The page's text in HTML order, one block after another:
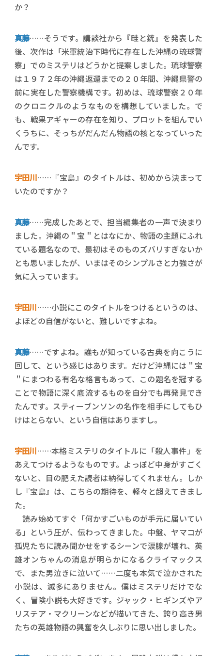
か？
真藤……そうです。講談社から『畦と銃』を発表した
後、次作は「米軍統治下時代に存在した沖縄の琉球警
察」でのミステリはどうかと提案しました。琉球警察
は１９７２年の沖縄返還までの ２０ 年間、沖縄県警の
前に実在した警察機構です。初めは、琉球警察２０年
のクロニクルのようなものを構想していました。で
も、戦果アギャーの存在を知り、プロットを組んでい
くうちに、そっちがだんだん物語の核となっていった
んです。
宇田川……『宝島』のタイトルは、初めから決まって
いたのですか？
真藤……完成したあとで、担当編集者の一声で決まり
ました。沖縄の＂宝＂とはなにか、物語の主題にふれ
ている題名なので、最初はそのものズバリすぎないか
とも思いましたが、いまはそのシンプルさと力強さが
気に入っています。
宇田川……小説にこのタイトルをつけるというのは、
よほどの自信がないと、難しいですよね。
真藤……ですよね。誰もが知っている古典を向こうに
回して、という感じはあります。だけど沖縄には＂宝
＂にまつわる有名な格言もあって、この題名を冠する
ことで物語に深く底流するものを自分でも再発見でき
たんです。スティーブンソンの名作を相手にしてもひ
けはとらない、という自信はありますし。
宇田川……本格ミステリのタイトルに「殺人事件」を
あえてつけるようなものです。よっぽど中身がすごく
ないと、目の肥えた読者は納得してくれません。しか
し『宝島』は、こちらの期待を、軽々と超えてきまし
た。
読み始めてすぐ「何かすごいものが手元に届いてい
る」という圧が、伝わってきました。中盤、ヤマコが
孤児たちに読み聞かせをするシーンで涙腺が壊れ、英
雄オンちゃんの消息が明らかになるクライマックス
で、また男泣きに泣いて……二度も本気で泣かされた
小説は、滅多にありません。僕はミステリだけでな
く、冒険小説も大好きです。ジャック・ヒギンズやア
リステア・マクリーンなどが描いてきた、誇り高き男
たちの英雄物語の興奮を久しぶりに思い出しました。